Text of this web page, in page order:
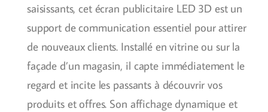
saisissants, cet écran publicitaire LED 3D est un
support de communication essentiel pour attirer
de nouveaux clients. Installé en vitrine ou sur la
façade d’un magasin, il capte immédiatement le
regard et incite les passants à découvrir vos
produits et offres. Son affichage dynamique et